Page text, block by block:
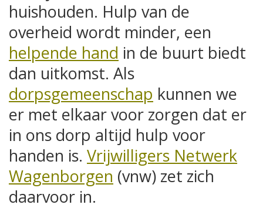
huishouden. Hulp van de
overheid wordt minder, een
helpende hand in de buurt biedt
dan uitkomst. Als
dorpsgemeenschap kunnen we
er met elkaar voor zorgen dat er
in ons dorp altijd hulp voor
handen is. Vrijwilligers Netwerk
Wagenborgen (vnw) zet zich
daarvoor in.